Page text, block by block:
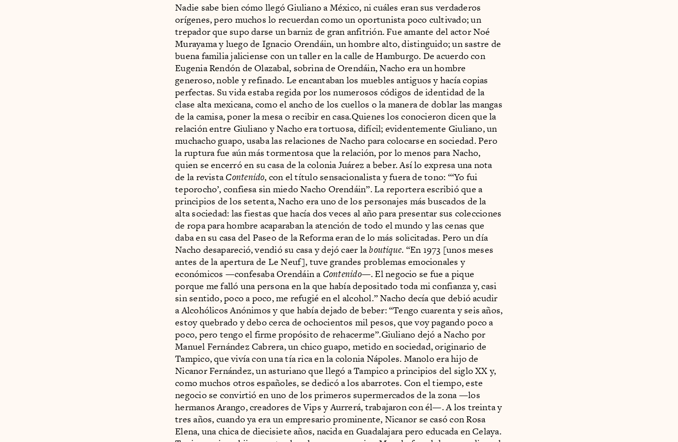
Nadie sabe bien cómo llegó Giuliano a México, ni cuáles eran sus verdaderos
orígenes, pero muchos lo recuerdan como un oportunista poco cultivado; un
trepador que supo darse un barniz de gran anfitrión. Fue amante del actor Noé
Murayama y luego de Ignacio Orendáin, un hombre alto, distinguido; un sastre de
buena familia jaliciense con un taller en la calle de Hamburgo. De acuerdo con
Eugenia Rendón de Olazabal, sobrina de Orendáin, Nacho era un hombre
generoso, noble y refinado. Le encantaban los muebles antiguos y hacía copias
perfectas. Su vida estaba regida por los numerosos códigos de identidad de la
clase alta mexicana, como el ancho de los cuellos o la manera de doblar las mangas
de la camisa, poner la mesa o recibir en casa.Quienes los conocieron dicen que la
relación entre Giuliano y Nacho era tortuosa, difícil; evidentemente Giuliano, un
muchacho guapo, usaba las relaciones de Nacho para colocarse en sociedad. Pero
la ruptura fue aún más tormentosa que la relación, por lo menos para Nacho,
quien se encerró en su casa de la colonia Juárez a beber. Así lo expresa una nota
de la revistaContenido, con el título sensacionalista y fuera de tono: “‘Yo fui
teporocho’, confiesa sin miedo Nacho Orendáin”. La reportera escribió que a
principios de los setenta, Nacho era uno de los personajes más buscados de la
alta sociedad: las fiestas que hacía dos veces al año para presentar sus colecciones
de ropa para hombre acaparaban la atención de todo el mundo y las cenas que
daba en su casa del Paseo de la Reforma eran de lo más solicitadas. Pero un día
Nacho desapareció, vendió su casa y dejó caer laboutique. “En 1973 [unos meses
antes de la apertura de Le Neuf], tuve grandes problemas emocionales y
económicos —confesaba Orendáin a Contenido—. El negocio se fue a pique
porque me falló una persona en la que había depositado toda mi confianza y, casi
sin sentido, poco a poco, me refugié en el alcohol.” Nacho decía que debió acudir
a Alcohólicos Anónimos y que había dejado de beber: “Tengo cuarenta y seis años,
estoy quebrado y debo cerca de ochocientos mil pesos, que voy pagando poco a
poco, pero tengo el firme propósito de rehacerme”.Giuliano dejó a Nacho por
Manuel Fernández Cabrera, un chico guapo, metido en sociedad, originario de
Tampico, que vivía con una tía rica en la colonia Nápoles. Manolo era hijo de
Nicanor Fernández, un asturiano que llegó a Tampico a principios del siglo XX y,
como muchos otros españoles, se dedicó a los abarrotes. Con el tiempo, este
negocio se convirtió en uno de los primeros supermercados de la zona —los
hermanos Arango, creadores de Vips y Aurrerá, trabajaron con él—. A los treinta y
tres años, cuando ya era un empresario prominente, Nicanor se casó con Rosa
Elena, una chica de diecisiete años, nacida en Guadalajara pero educada en Celaya.